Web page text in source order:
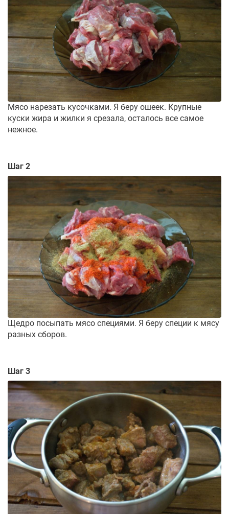
Мясо нарезать кусочками. Я беру ошеек. Крупные
куски жира и жилки я срезала, осталось все самое
нежное.
Шаг 2
Щедро посыпать мясо специями. Я беру специи к мясу
разных сборов.
Шаг 3